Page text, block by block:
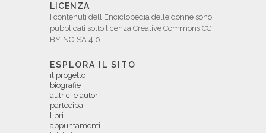
LICENZA
I contenuti dell'Enciclopedia delle donne sono
pubblicati sotto licenza Creative Commons CC
BY-NC-SA 4.0.
ESPLORA IL SITO
il progetto
biografie
autrici e autori
partecipa
libri
appuntamenti